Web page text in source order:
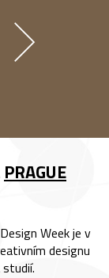
PRAGUE
Week je v
designu